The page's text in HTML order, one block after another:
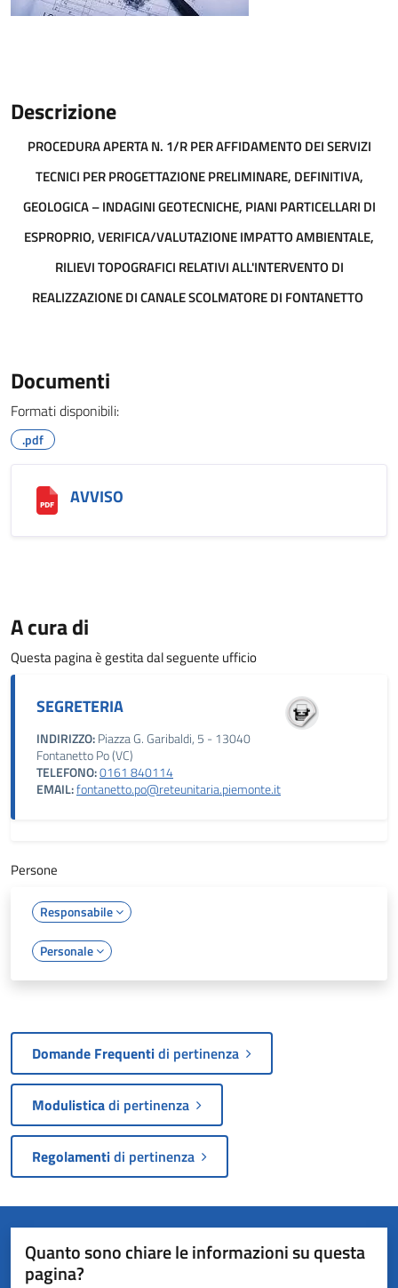
Descrizione
PROCEDURA APERTA N. 1/R PER AFFIDAMENTO DEI SERVIZI
TECNICI PER PROGETTAZIONE PRELIMINARE, DEFINITIVA,
GEOLOGICA – INDAGINI GEOTECNICHE, PIANI PARTICELLARI DI
ESPROPRIO, VERIFICA/VALUTAZIONE IMPATTO AMBIENTALE,
RILIEVI TOPOGRAFICI RELATIVI ALL'INTERVENTO DI
REALIZZAZIONE DI CANALE SCOLMATORE DI FONTANETTO
Documenti
Formati disponibili:
.pdf
AVVISO
A cura di
Questa pagina è gestita dal seguente ufficio
SEGRETERIA
INDIRIZZO:Piazza G. Garibaldi, 5 - 13040
Fontanetto Po (VC)
TELEFONO:0161 840114
EMAIL:fontanetto.po@reteunitaria.piemonte.it
Persone
Responsabile
Personale
Domande Frequentidi pertinenza
Modulisticadi pertinenza
Regolamentidi pertinenza
Quanto sono chiare le informazioni su questa
pagina?